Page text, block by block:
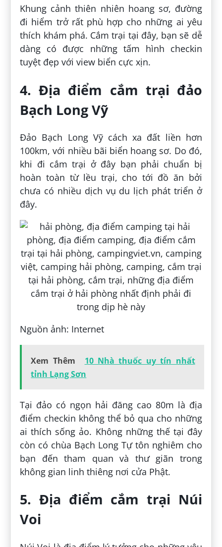
Khung cảnh thiên nhiên hoang sơ, đường
đi hiểm trở rất phù hợp cho những ai yêu
thích khám phá. Cắm trại tại đây, bạn sẽ dễ
dàng có được những tấm hình checkin
tuyệt đẹp với view biển cực xịn.
4. Địa điểm cắm trại đảo
Bạch Long Vỹ
Đảo Bạch Long Vỹ cách xa đất liền hơn
100km, với nhiều bãi biển hoang sơ. Do đó,
khi đi cắm trại ở đây bạn phải chuẩn bị
hoàn toàn từ lều trại, cho tới đồ ăn bởi
chưa có nhiều dịch vụ du lịch phát triển ở
đây.
Nguồn ảnh: Internet
Xem Thêm
10 Nhà thuốc uy tín nhất
tỉnh Lạng Sơn
Tại đảo có ngọn hải đăng cao 80m là địa
điểm checkin không thể bỏ qua cho những
ai thích sống ảo. Không những thế tại đây
còn có chùa Bạch Long Tự tôn nghiêm cho
bạn đến tham quan và thư giãn trong
không gian linh thiêng nơi cửa Phật.
5. Địa điểm cắm trại Núi
Voi